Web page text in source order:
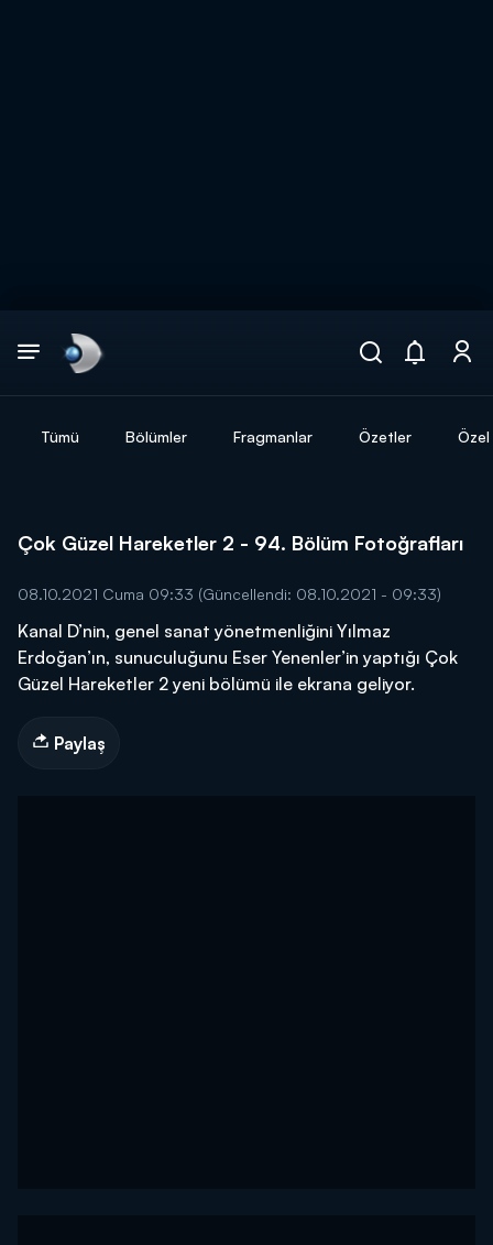
Tümü Bölümler Fragmanlar Özetler
Çok Güzel Hareketler 2 - 94. Bölüm Fotoğrafları
08.10.2021 Cuma 09:33 (Güncellendi: 08.10.2021 - 09:33)
Kanal D’nin, genel sanat yönetmenliğini Yılmaz
Erdoğan’ın, sunuculuğunu Eser Yenenler’in yaptığı Çok
Güzel Hareketler 2 yeni bölümü ile ekrana geliyor.
Paylaş